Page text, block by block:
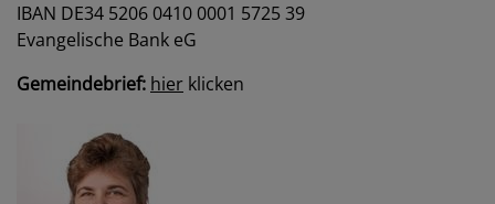
IBAN DE34 5206 0410 0001 5725 39
Evangelische Bank eG
Gemeindebrief: hier klicken